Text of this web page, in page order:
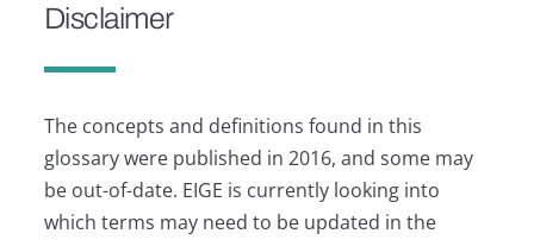
Disclaimer
The concepts and definitions found in this
glossary were published in 2016, and some may
be out-of-date. EIGE is currently looking into
which terms may need to be updated in the